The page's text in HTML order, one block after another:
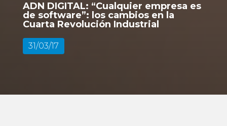
ADN DIGITAL: “Cualquier empresa es
de software”: los cambios en la
Cuarta Revolución Industrial
31/03/17